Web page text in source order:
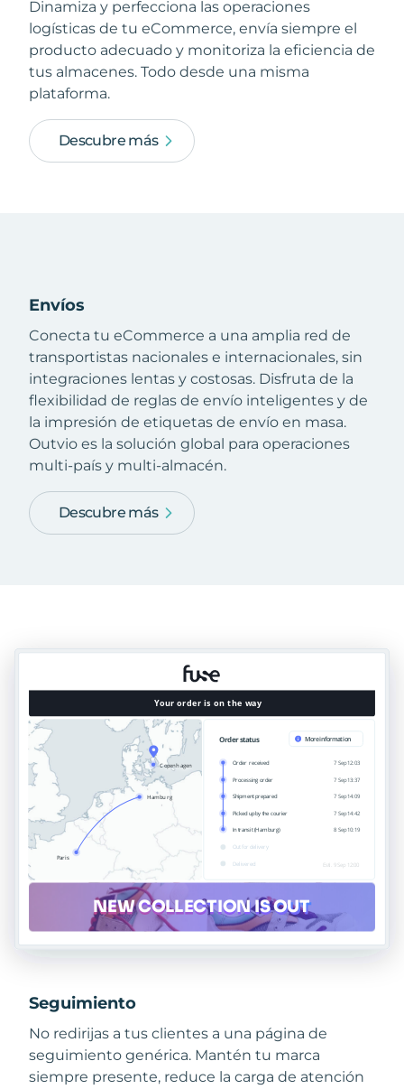
Dinamiza y perfecciona las operaciones
logísticas de tu eCommerce, envía siempre el
producto adecuado y monitoriza la eficiencia de
tus almacenes. Todo desde una misma
plataforma.
Descubre más
Envíos
Conecta tu eCommerce a una amplia red de
transportistas nacionales e internacionales, sin
integraciones lentas y costosas. Disfruta de la
flexibilidad de reglas de envío inteligentes y de
la impresión de etiquetas de envío en masa.
Outvio es la solución global para operaciones
multi-país y multi-almacén.
Descubre más
Seguimiento
No redirijas a tus clientes a una página de
seguimiento genérica. Mantén tu marca
siempre presente, reduce la carga de atención